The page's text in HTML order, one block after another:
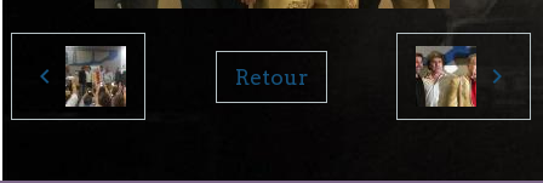
Retour